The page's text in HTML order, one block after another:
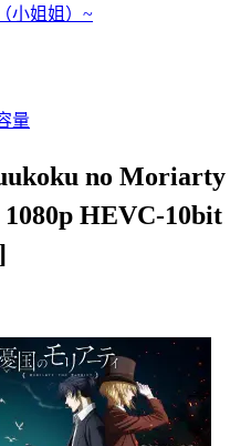
小姐姐）~
量
no Moriarty
HEVC-10bit